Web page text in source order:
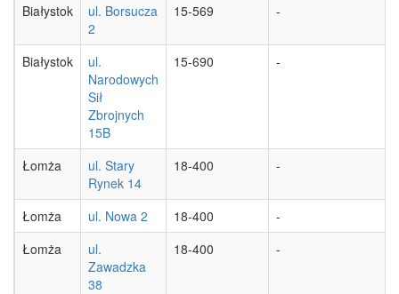
Białystok
ul. Borsucza
2
15-569 -
Białystok
ul.
Narodowych
Sił
Zbrojnych
15B
15-690 -
Łomża
ul. Stary
Rynek 14
18-400 -
Łomża ul. Nowa 2 18-400
-
Łomża
ul.
Zawadzka
38
18-400 -